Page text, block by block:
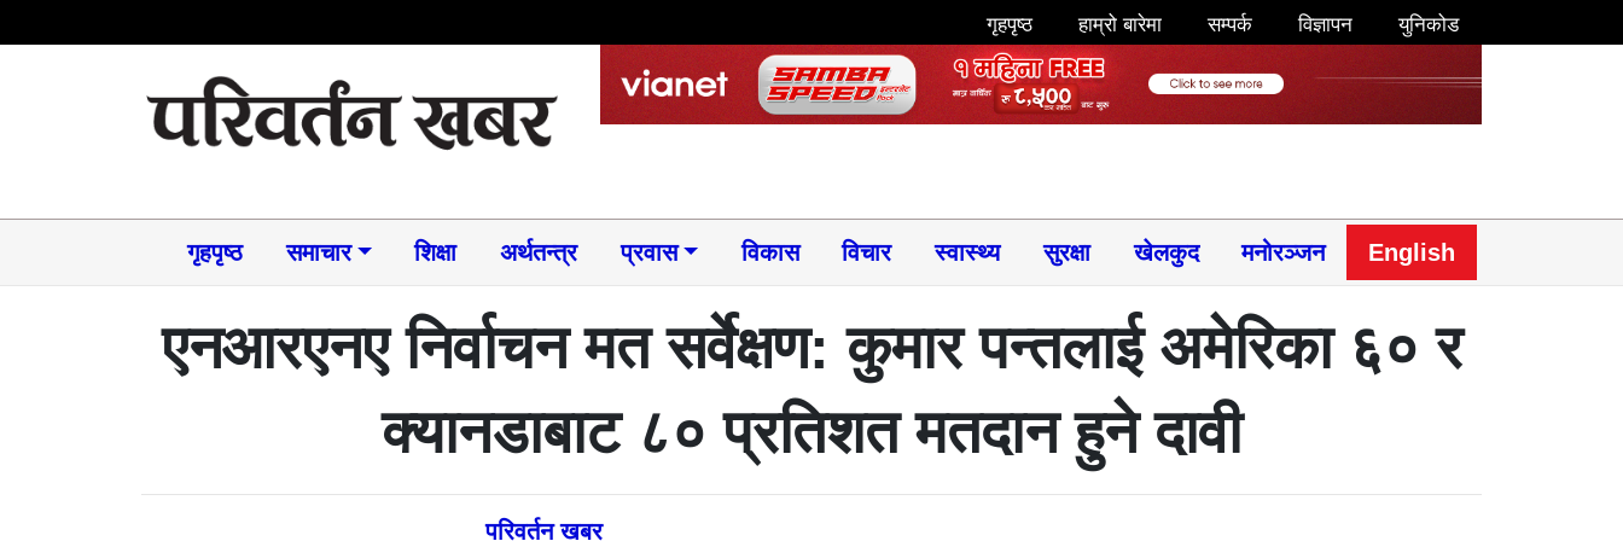
गृहपृष्ठ हाम्रो बारेमा सम्पर्क विज्ञापन युनिकोड
गृहपृष्ठ समाचार​ शिक्षा अर्थतन्त्र प्रवास विकास विचार स्वास्थ्य सुरक्षा खेलकुद मनोरञ्जन English
एनआरएनए निर्वाचन मत सर्वेक्षण: कुमार पन्तलाई अमेरिका ६० र
क्यानडाबाट ८० प्रतिशत मतदान हुने दावी
परिवर्तन खबर